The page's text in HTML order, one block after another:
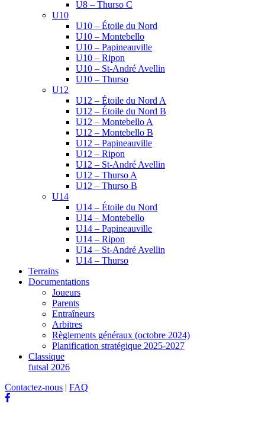
U8 – Thurso C
U10
U10 – Étoile du Nord
U10 – Montebello
U10 – Papineauville
U10 – Ripon
U10 – St-André Avellin
U10 – Thurso
U12
U12 – Étoile du Nord A
U12 – Étoile du Nord B
U12 – Montebello A
U12 – Montebello B
U12 – Papineauville
U12 – Ripon
U12 – St-André Avellin
U12 – Thurso A
U12 – Thurso B
U14
U14 – Étoile du Nord
U14 – Montebello
U14 – Papineauville
U14 – Ripon
U14 – St-André Avellin
U14 – Thurso
Terrains
Documentations
Joueurs
Parents
Entraîneurs
Arbitres
Règlements généraux (octobre 2024)
Planification stratégique 2025-2027
Classique
futsal 2026
Contactez-nous | FAQ